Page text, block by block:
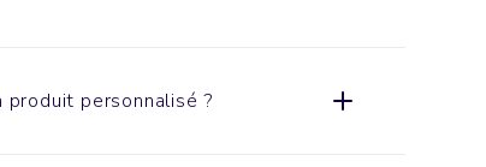
produit personnalisé ?